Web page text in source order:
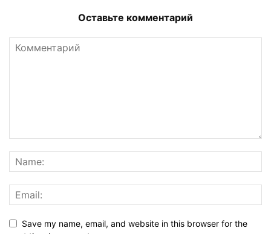
Оставьте комментарий
Save my name, email, and website in this browser for the